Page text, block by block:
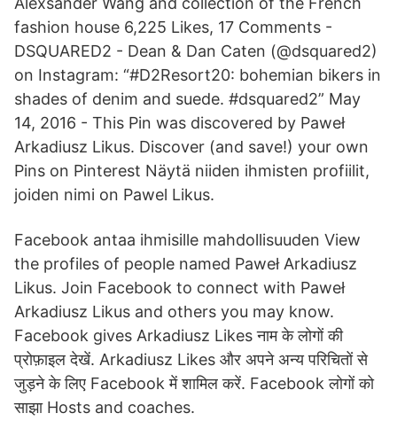
fashion house 6,225 Likes, 17 Comments -
DSQUARED2 - Dean & Dan Caten (@dsquared2)
on Instagram: “#D2Resort20: bohemian bikers in
shades of denim and suede. #dsquared2” May
14, 2016 - This Pin was discovered by Paweł
Arkadiusz Likus. Discover (and save!) your own
Pins on Pinterest Näytä niiden ihmisten profiilit,
joiden nimi on Pawel Likus.
Facebook antaa ihmisille mahdollisuuden View
the profiles of people named Paweł Arkadiusz
Likus. Join Facebook to connect with Paweł
Arkadiusz Likus and others you may know.
Facebook gives Arkadiusz Likes नाम के लोगों की
प्रोफ़ाइल देखें. Arkadiusz Likes और अपने अन्य परिचितों से
जुड़ने के लिए Facebook में शामिल करें. Facebook लोगों को
साझा Hosts and coaches.